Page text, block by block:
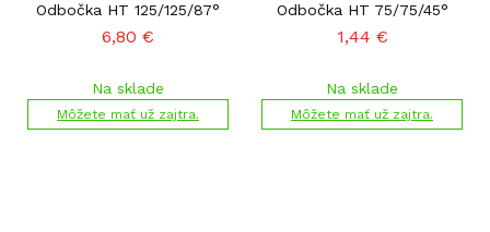
Odbočka HT 125/125/87°
6,80 €
Na sklade
Môžete mať už zajtra.
Odbočka HT 75/75/45°
1,44 €
Na sklade
Môžete mať už zajtra.